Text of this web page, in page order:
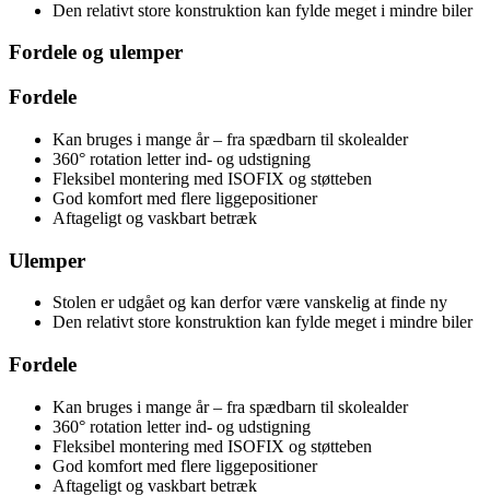
Den relativt store konstruktion kan fylde meget i mindre biler
Fordele og ulemper
Fordele
Kan bruges i mange år – fra spædbarn til skolealder
360° rotation letter ind- og udstigning
Fleksibel montering med ISOFIX og støtteben
God komfort med flere liggepositioner
Aftageligt og vaskbart betræk
Ulemper
Stolen er udgået og kan derfor være vanskelig at finde ny
Den relativt store konstruktion kan fylde meget i mindre biler
Fordele
Kan bruges i mange år – fra spædbarn til skolealder
360° rotation letter ind- og udstigning
Fleksibel montering med ISOFIX og støtteben
God komfort med flere liggepositioner
Aftageligt og vaskbart betræk